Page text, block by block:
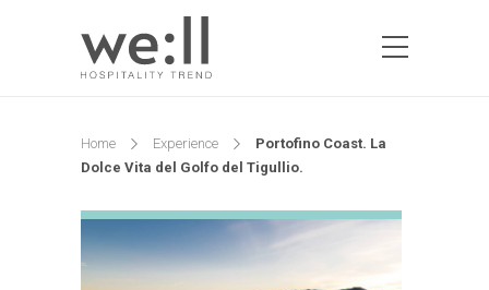
Home Experience
Portofino Coast. La
Dolce Vita del Golfo del Tigullio.